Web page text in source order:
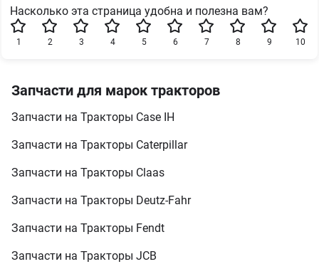
Насколько эта страница удобна и полезна вам?
10
9
8
7
6
5
4
3
2
1
Запчасти для марок тракторов
Запчасти на Тракторы Case IH
Запчасти на Тракторы Caterpillar
Запчасти на Тракторы Claas
Запчасти на Тракторы Deutz-Fahr
Запчасти на Тракторы Fendt
Запчасти на Тракторы JCB